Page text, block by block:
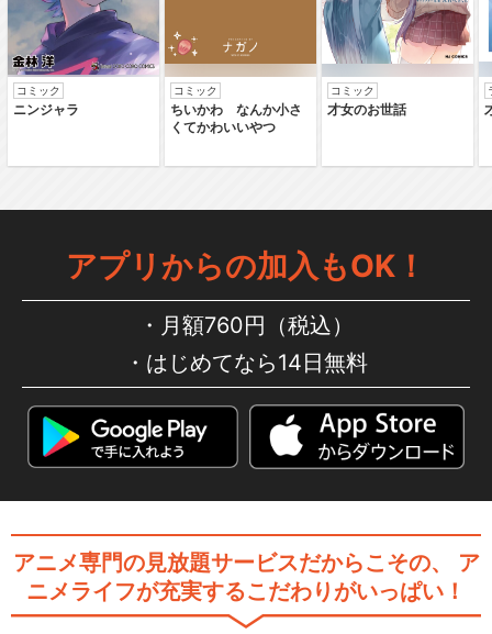
コードギアス 亡国のアキト
コミック
ニンジャラ
コミック
ちいかわ なんか小さ
くてかわいいやつ
コミック
才女のお世話
アプリからの加入もOK！
月額760円（税込）
はじめてなら14日無料
アニメ専門の見放題サービスだからこその、
ア
ニメライフが充実するこだわりがいっぱい！